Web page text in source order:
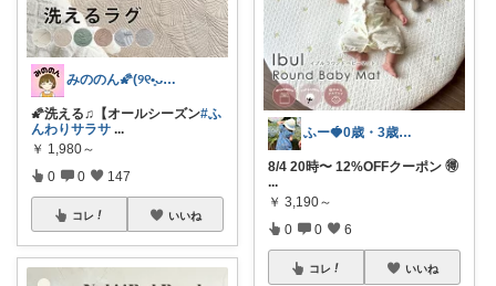
みののん🌠(୨୧•͈ᴗ•͈)感謝♡
🌠洗える♫【オールシーズン#ふ
んわりサラサ ...
￥ 1,980～
0 0 147
コレ いいね
ふー🍓0歳・3歳のワンオペママ
8/4 20時〜 12%OFFクーポン 🉐
...
￥ 3,190～
0 0 6
コレ いいね